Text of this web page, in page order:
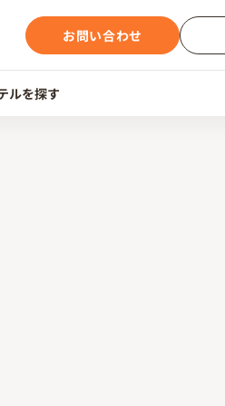
お問い合わせ
ルを探す